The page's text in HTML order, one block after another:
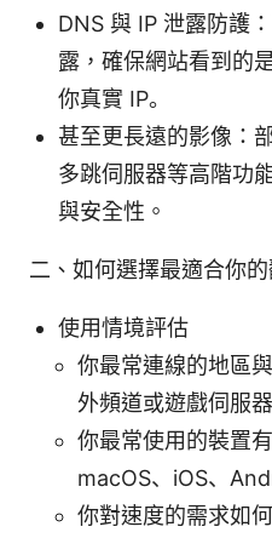
DNS 與 IP 泄露防護
露，確保網站看到的
你真實 IP。
甚至更長遠的影像：
多跳伺服器等高階功
與安全性。
二、如何選擇最適合你
使用情境評估
你最常連線的地區
外頻道或遊戲伺服
你最常使用的裝置
macOS、iOS、
你對速度的需求如